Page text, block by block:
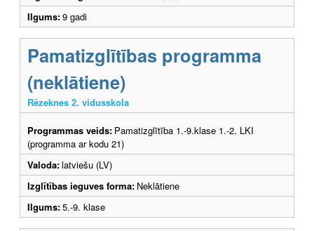
Ilgums:9 gadi
Pamatizglītības programma
(neklātiene)
Rēzeknes 2. vidusskola
Programmas veids: Pamatizglītība 1.-9.klase 1.-2. LKI
(programma ar kodu 21)
Valoda:latviešu (LV)
Izglītības ieguves forma: Neklātiene
Ilgums:5.-9. klase